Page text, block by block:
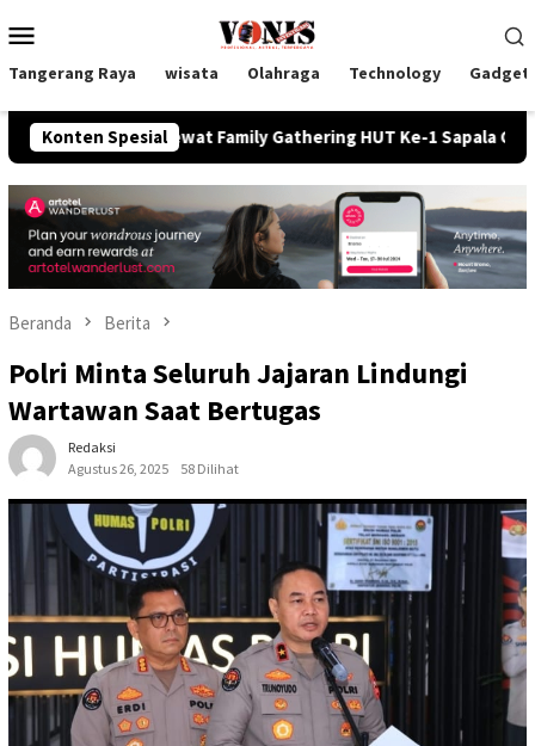
ke
Mobile
Tangerang Raya wisata Olahraga Technology
Konten Spesial
Lewat Family Gathering HUT Ke-1 Sapala Consultant RIY
Beranda Berita
Polri Minta Seluruh Jajaran Lindungi
Wartawan Saat Bertugas
Redaksi
Agustus 26, 2025
58 Dilihat